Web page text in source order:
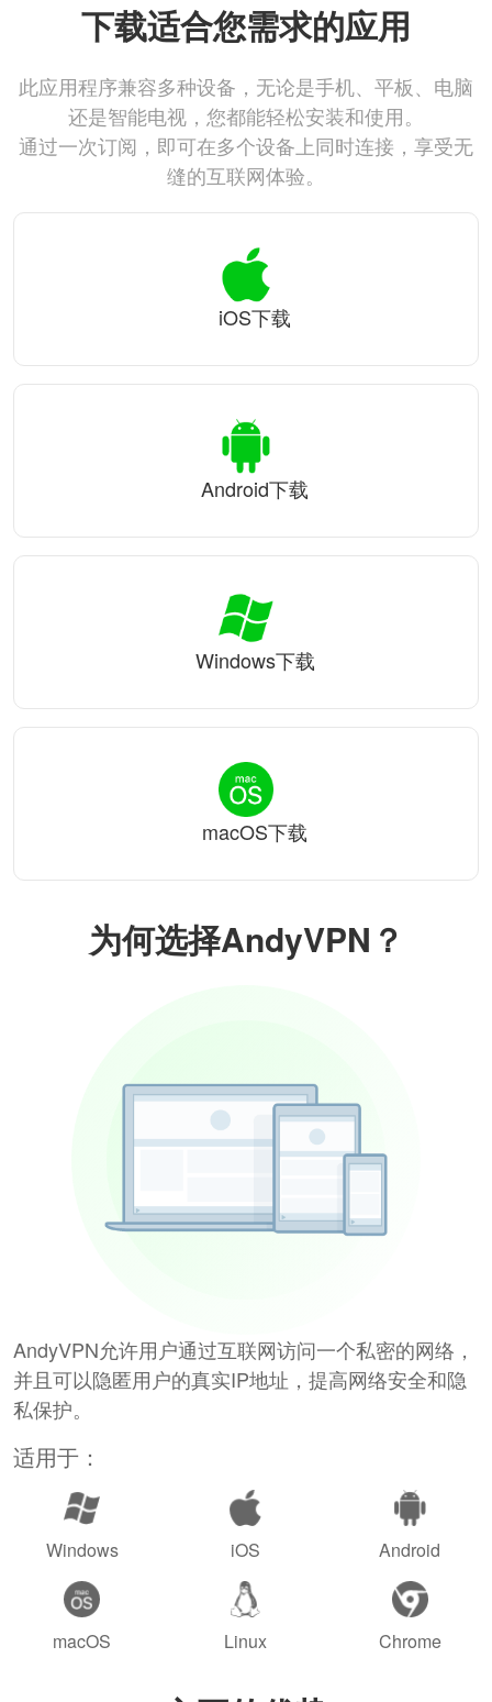
为何选择AndyVPN？
AndyVPN允许用户通过互联网访问一个私密的网络，
并且可以隐匿用户的真实IP地址，提高网络安全和隐
私保护。
适用于：
Windows iOS Android
macOS Linux Chrome
下载适合您需求的应用
此应用程序兼容多种设备，无论是手机、平板、电脑
还是智能电视，您都能轻松安装和使用。
通过一次订阅，即可在多个设备上同时连接，享受无
缝的互联网体验。
iOS下载
Android下载
Windows下载
macOS下载